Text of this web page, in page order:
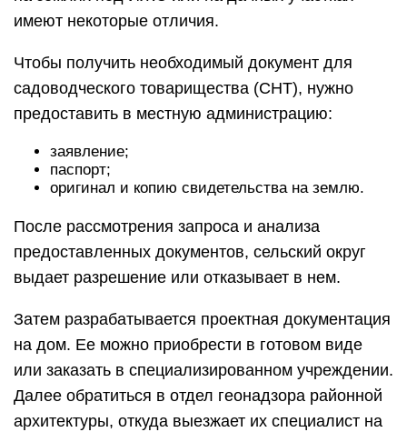
имеют некоторые отличия.
Чтобы получить необходимый документ для
садоводческого товарищества (СНТ), нужно
предоставить в местную администрацию:
заявление;
паспорт;
оригинал и копию свидетельства на землю.
После рассмотрения запроса и анализа
предоставленных документов, сельский округ
выдает разрешение или отказывает в нем.
Затем разрабатывается проектная документация
на дом. Ее можно приобрести в готовом виде
или заказать в специализированном учреждении.
Далее обратиться в отдел геонадзора районной
архитектуры, откуда выезжает их специалист на